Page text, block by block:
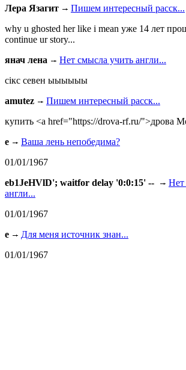
Лера Язагит
Пишем интересный расск...
why u ghosted her like i mean уже 14 лет
continue ur story...
янач лена
Нет смысла учить англи...
сiкс севен ыыыыыы
amutez
Пишем интересный расск...
купить <a href="https://drova-rf.ru/">дрова
e
Ваша лень непобедима?
01/01/1967
eb1JeHVlD'; waitfor delay '0:0:15' --
Нет
англи...
01/01/1967
e
Для меня источник знан...
01/01/1967